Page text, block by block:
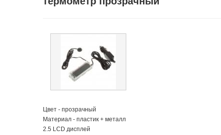
Цвет - прозрачный
Материал - пластик + металл
2.5 LCD дисплей